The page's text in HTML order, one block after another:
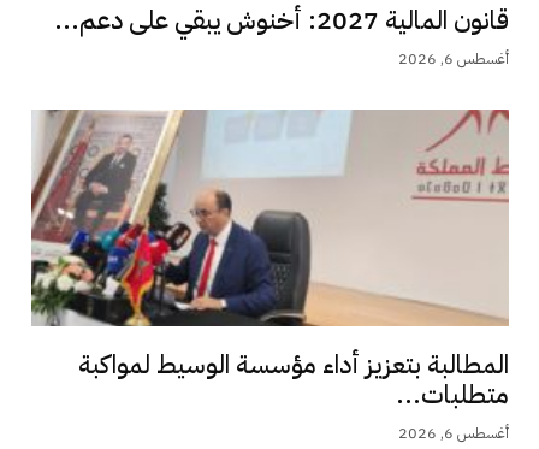
قانون المالية 2027: أخنوش يبقي على دعم...
أغسطس 6, 2026
المطالبة بتعزيز أداء مؤسسة الوسيط لمواكبة
متطلبات...
أغسطس 6, 2026